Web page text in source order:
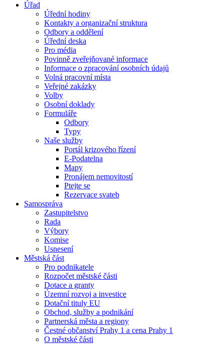
Úřad
Úřední hodiny
Kontakty a organizační struktura
Odbory a oddělení
Úřední deska
Pro média
Povinně zveřejňované informace
Informace o zpracování osobních údajů
Volná pracovní místa
Veřejné zakázky
Volby
Osobní doklady
Formuláře
Odbory
Typy
Naše služby
Portál krizového řízení
E-Podatelna
Mapy
Pronájem nemovitostí
Ptejte se
Rezervace svateb
Samospráva
Zastupitelstvo
Rada
Výbory
Komise
Usnesení
Městská část
Pro podnikatele
Rozpočet městské části
Dotace a granty
Územní rozvoj a investice
Dotační tituly EU
Obchod, služby a podnikání
Partnerská města a regiony
Čestné občanství Prahy 1 a cena Prahy 1
O městské části